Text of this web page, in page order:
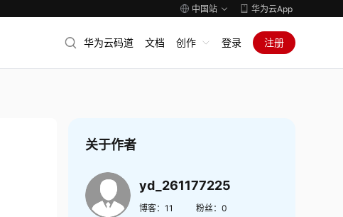
中国站 华为云App
华为云码道 文档 创作 登录 注册
关于作者
yd_261177225
博客： 11 粉丝： 0